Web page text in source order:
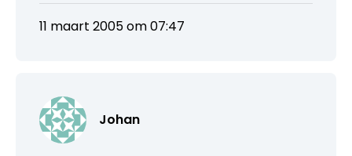
11 maart 2005 om 07:47
Johan